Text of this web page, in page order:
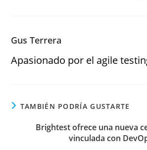
Gus Terrera
Apasionado por el agile
TAMBIÉN PODRÍA GUSTARTE
Brightest ofrece una nueva
vinculada con